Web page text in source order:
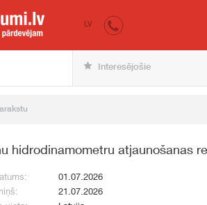
iepirkumi.lv
LV
Interesējošie
hidrodinamometru atjaunošanas
01.07.2026
21.07.2026